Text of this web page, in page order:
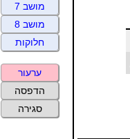
מושב 7
מושב 8
חלוקות
ערעור
הדפסה
סגירה